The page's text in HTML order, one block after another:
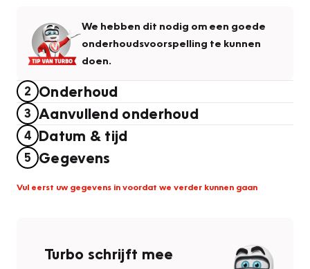
We hebben dit nodig om een goede
onderhoudsvoorspelling te kunnen
doen.
2 Onderhoud
3 Aanvullend onderhoud
4 Datum & tijd
5 Gegevens
Vul eerst uw gegevens in voordat we verder kunnen gaan
Turbo schrijft mee